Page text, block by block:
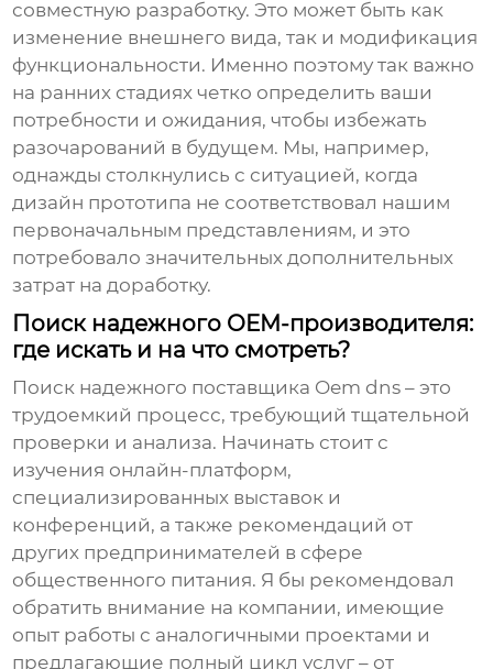
совместную разработку. Это может быть как
изменение внешнего вида, так и модификация
функциональности. Именно поэтому так важно
на ранних стадиях четко определить ваши
потребности и ожидания, чтобы избежать
разочарований в будущем. Мы, например,
однажды столкнулись с ситуацией, когда
дизайн прототипа не соответствовал нашим
первоначальным представлениям, и это
потребовало значительных дополнительных
затрат на доработку.
Поиск надежного OEM-производителя:
где искать и на что смотреть?
Поиск надежного поставщика Oem dns – это
трудоемкий процесс, требующий тщательной
проверки и анализа. Начинать стоит с
изучения онлайн-платформ,
специализированных выставок и
конференций, а также рекомендаций от
других предпринимателей в сфере
общественного питания. Я бы рекомендовал
обратить внимание на компании, имеющие
опыт работы с аналогичными проектами и
предлагающие полный цикл услуг – от